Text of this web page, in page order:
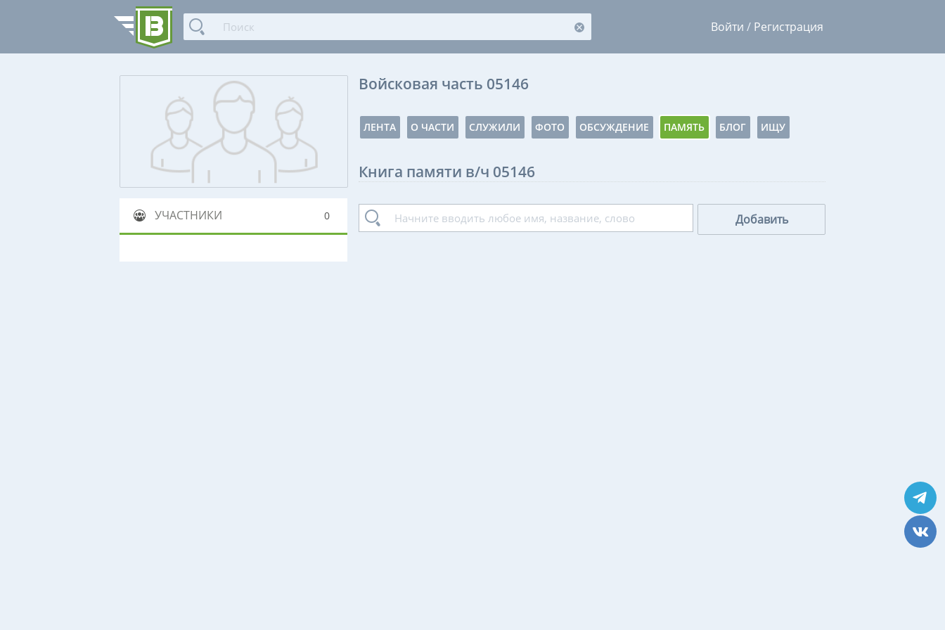
Войти / Регистрация
УЧАСТНИКИ 0
Войсковая часть 05146
ЛЕНТА О ЧАСТИ СЛУЖИЛИ ФОТО ОБСУЖДЕНИЕ ПАМЯТЬ БЛОГ ИЩУ
Книга памяти в/ч 05146
Добавить